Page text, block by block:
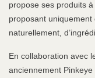
propose ses produits
proposant
naturellement,
En collaboration avec
anciennement